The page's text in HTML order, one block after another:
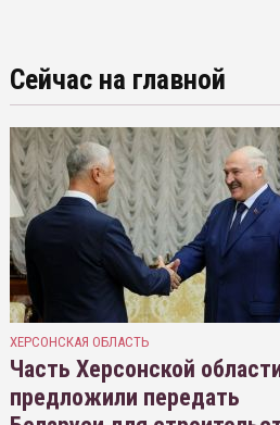
Сейчас на главной
ХЕРСОНСКАЯ ОБЛАСТЬ
Часть Херсонской
предложили передать